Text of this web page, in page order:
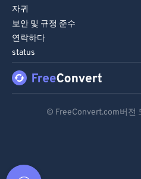
자귀
보안 및 규정 준수
연락하다
status
© FreeConvert.com버전